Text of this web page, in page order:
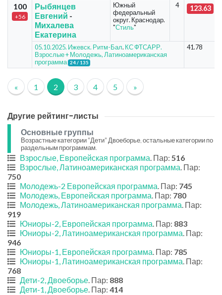
100
+56
Рыбянцев
Евгений -
Михалева
Екатерина
Южный
федеральный
округ. Краснодар.
"Стиль"
4 123.63
05.10.2025. Ижевск. Ритм-Бал. КС ФТСАРР.
Взрослые + Молодежь, Латиноамериканская
программа 24 / 135
41.78
« 1 2 3 4 5 »
Другие рейтинг-листы
Основные группы
Возрастные категории "Дети" Двоеборье, остальные категории по
раздельным программам.
Взрослые, Европейская программа. Пар: 516
Взрослые, Латиноамериканская программа. Пар:
750
Молодежь-2 Европейская программа. Пар: 745
Молодежь, Европейская программа. Пар: 780
Молодежь, Латиноамериканская программа. Пар:
919
Юниоры-2, Европейская программа. Пар: 883
Юниоры-2, Латиноамериканская программа. Пар:
946
Юниоры-1, Европейская программа. Пар: 785
Юниоры-1, Латиноамериканская программа. Пар:
768
Дети-2, Двоеборье. Пар: 888
Дети-1, Двоеборье. Пар: 414